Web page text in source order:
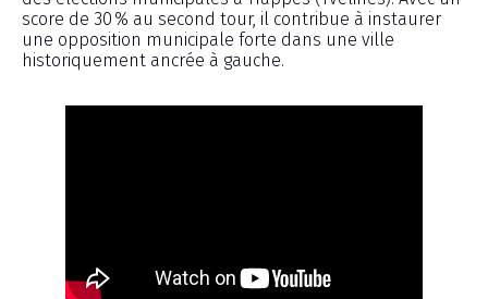
score de 30 % au second tour, il contribue à instaurer
une opposition municipale forte dans une ville
historiquement ancrée à gauche.